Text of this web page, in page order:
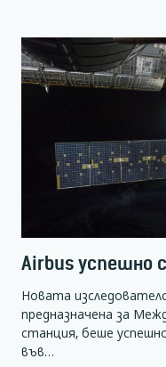
Airbus успешно
Новата
предназначена за
станция, беше
във…